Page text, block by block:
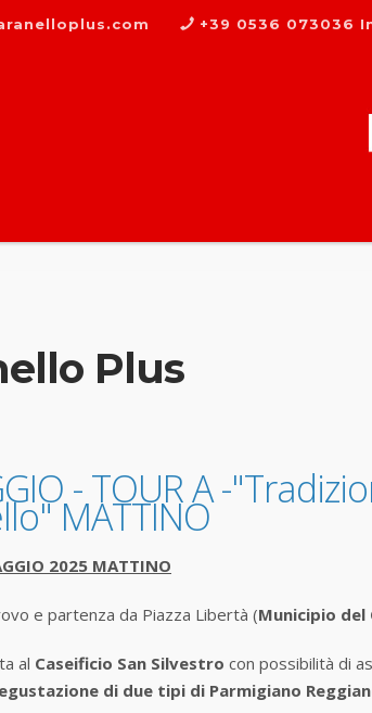
+39 0536 073036
Plus
- TOUR A -
MATTINO
2025 MATTINO
e partenza da Piazza Libertà (Municipio del
al Caseificio San Silvestro con possibilità di
di due tipi di Parmigiano